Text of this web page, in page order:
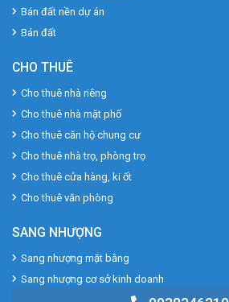
Bán đất nền dự án
Bán đất
CHO THUÊ
Cho thuê nhà riêng
Cho thuê nhà mặt phố
Cho thuê căn hộ chung cư
Cho thuê nhà trọ, phòng trọ
Cho thuê cửa hàng, ki ốt
Cho thuê văn phòng
SANG NHƯỢNG
Sang nhượng mặt bằng
Sang nhượng cơ sở kinh doanh